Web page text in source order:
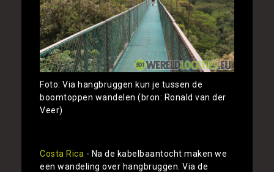
Foto: Via hangbruggen kun je tussen de
boomtoppen wandelen (bron: Ronald van der
Veer)
Costa Rica - Na de kabelbaantocht maken we
een wandeling over hangbruggen. Via de